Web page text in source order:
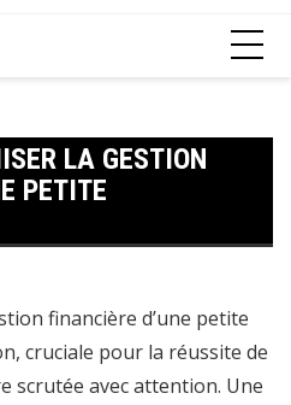
LA GESTION
PETITE
financière d’une petite
cruciale pour la réussite de
scrutée avec attention. Une